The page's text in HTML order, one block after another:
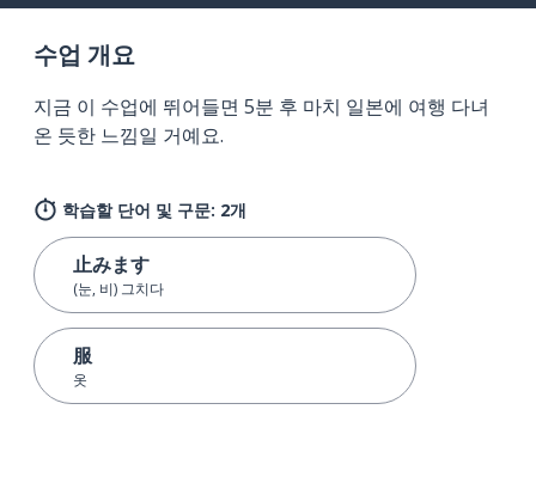
수업 개요
지금 이 수업에 뛰어들면 5분 후 마치 일본에 여행 다녀
온 듯한 느낌일 거예요.
학습할 단어 및 구문: 2개
止みます
(눈, 비) 그치다
服
옷